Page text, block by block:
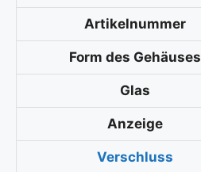
Artikelnummer
Form des Gehäuses
Glas
Anzeige
Verschluss